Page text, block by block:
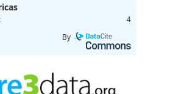
4
By